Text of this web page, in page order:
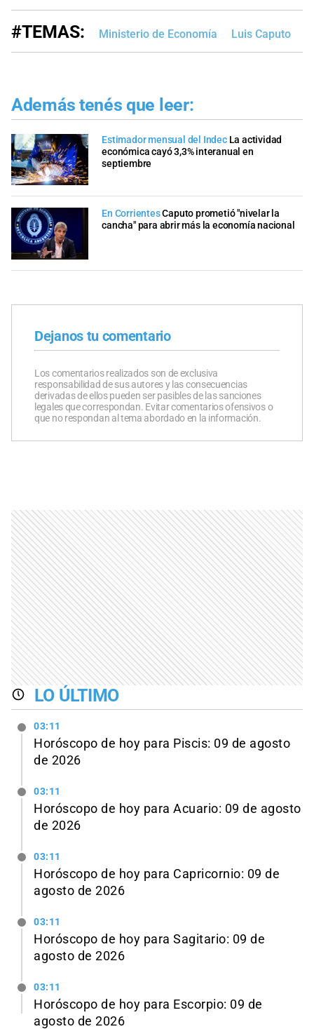
#TEMAS: Ministerio de Economía Luis Caputo
Además tenés que leer:
Estimador mensual del Indec La actividad
económica cayó 3,3% interanual en
septiembre
En CorrientesCaputo prometió "nivelar la
cancha" para abrir más la economía nacional
Dejanos tu comentario
Los comentarios realizados son de exclusiva
responsabilidad de sus autores y las consecuencias
derivadas de ellos pueden ser pasibles de las sanciones
legales que correspondan. Evitar comentarios ofensivos o
que no respondan al tema abordado en la información.
LO ÚLTIMO
03:11
Horóscopo de hoy para Piscis: 09 de agosto
de 2026
03:11
Horóscopo de hoy para Acuario: 09 de agosto
de 2026
03:11
Horóscopo de hoy para Capricornio: 09 de
agosto de 2026
03:11
Horóscopo de hoy para Sagitario: 09 de
agosto de 2026
03:11
Horóscopo de hoy para Escorpio: 09 de
agosto de 2026